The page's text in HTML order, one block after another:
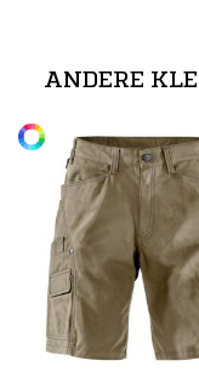
ANDERE